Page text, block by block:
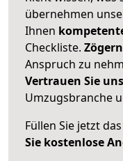
übernehmen
Ihnen
Checkliste.
Anspruch zu
Vertrauen Sie
Umzugsbranche
Füllen Sie jetzt
Sie kostenlose